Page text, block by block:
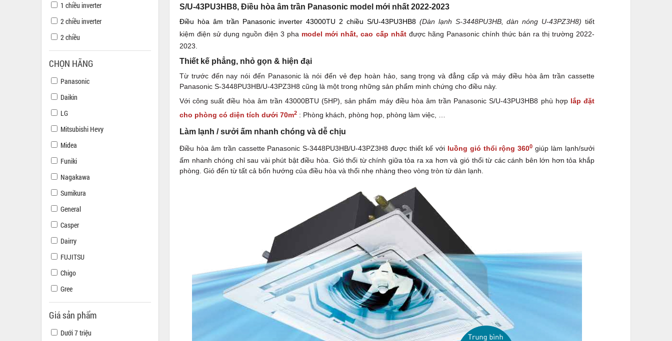
1 chiều inverter
2 chiều inverter
2 chiều
CHỌN HÃNG
Panasonic
Daikin
LG
Mitsubishi Hevy
Midea
Funiki
Nagakawa
Sumikura
General
Casper
Dairry
FUJITSU
Chigo
Gree
Giá sản phẩm
Dưới 7 triệu
S/U-43PU3HB8, Điều hòa âm trần Panasonic model mới nhất 2022-2023
Điều hòa âm trần Panasonic inverter 43000TU 2 chiều S/U-43PU3HB8 (Dàn lạnh S-3448PU3HB, dàn nóng U-43PZ3H8) tiết
kiệm điện sử dụng nguồn điện 3 pha model mới nhất, cao cấp nhấtđược hãng Panasonic chính thức bán ra thị trường 2022-
2023.
Thiết kế phẳng, nhỏ gọn & hiện đại
Từ trước đến nay nói đến Panasonic là nói đến vẻ đẹp hoàn hảo, sang trọng và đẳng cấp và máy điều hòa âm trần cassette
Panasonic S-3448PU3HB/U-43PZ3H8 cũng là một trong những sản phẩm minh chứng cho điều này.
Với công suất điều hòa âm trần 43000BTU (5HP), sản phẩm máy điều hòa âm trần Panasonic S/U-43PU3HB8 phù hợp lắp đặt
cho phòng có diện tích dưới 70m2 : Phòng khách, phòng họp, phòng làm việc, …
Làm lạnh / sưởi ấm nhanh chóng và dễ chịu
Điều hòa âm trần cassette Panasonic S-3448PU3HB/U-43PZ3H8 được thiết kế với luồng gió thổi rộng 3600 giúp làm lạnh/sưởi
ấm nhanh chóng chỉ sau vài phút bật điều hòa. Gió thổi từ chính giữa tỏa ra xa hơn và gió thổi từ các cánh bên lớn hơn tỏa khắp
phòng. Gió đến từ tất cả bốn hướng của điều hòa và thổi nhẹ nhàng theo vòng tròn từ dàn lạnh.